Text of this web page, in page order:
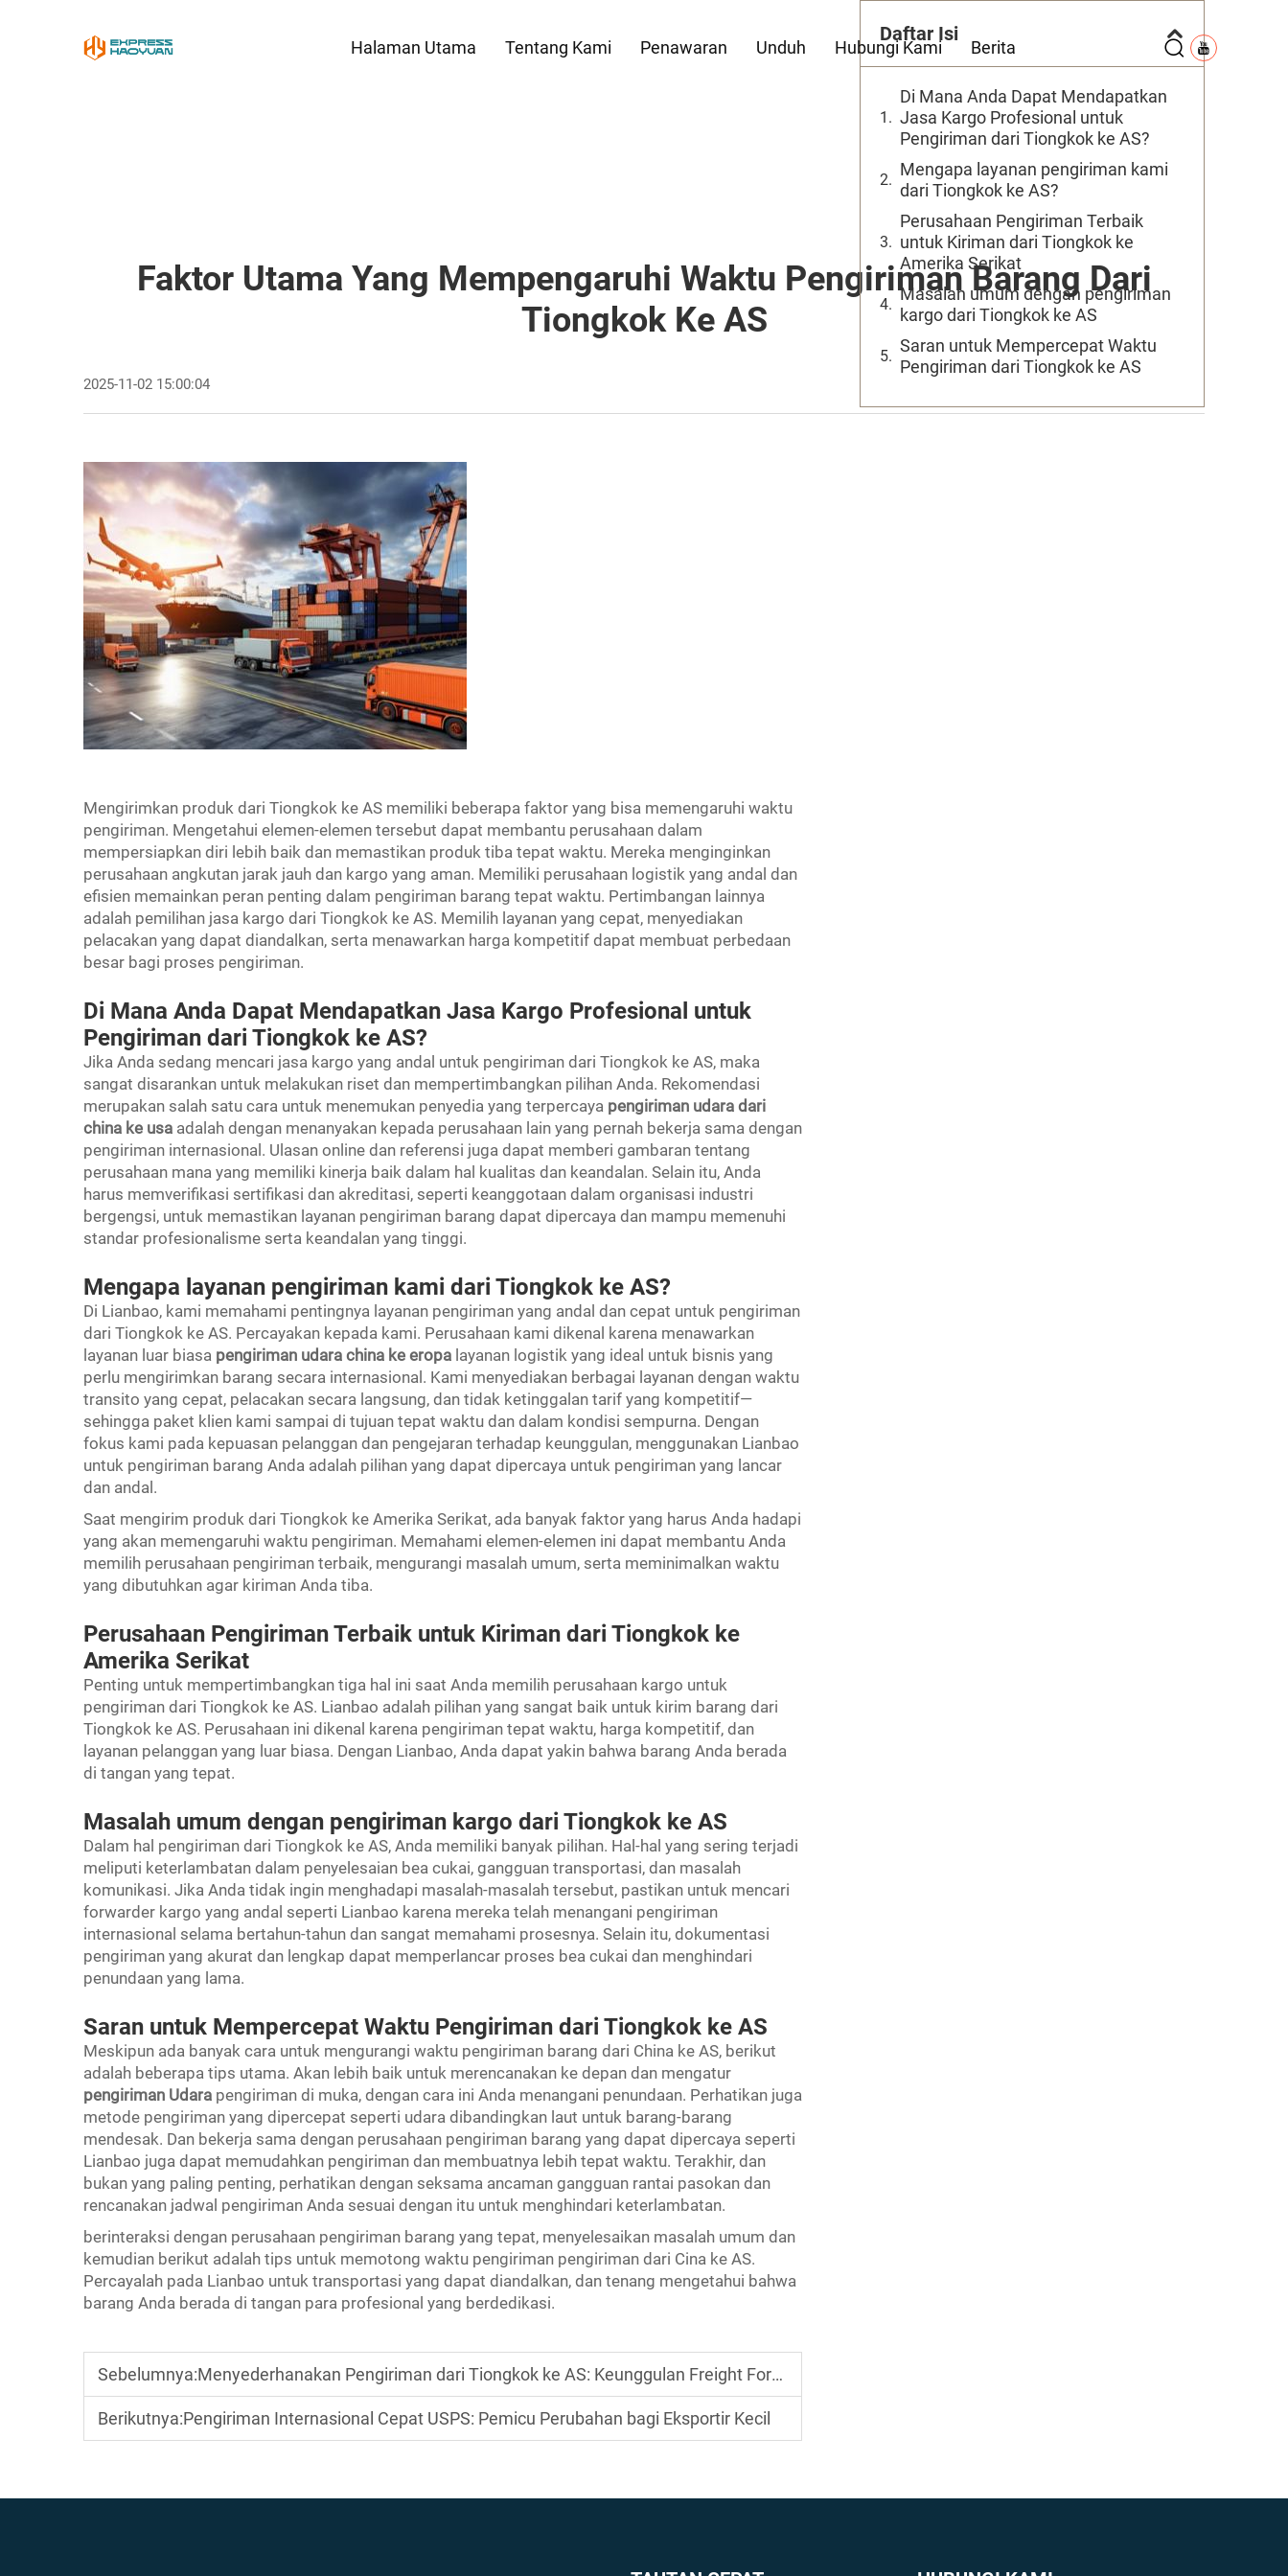
Halaman Utama Tentang Kami Penawaran Unduh Hubungi Kami Berita
Faktor Utama Yang Mempengaruhi Waktu Pengiriman Barang Dari
Tiongkok Ke AS
2025-11-02 15:00:04
Mengirimkan produk dari Tiongkok ke AS memiliki beberapa faktor yang bisa memengaruhi waktu
pengiriman. Mengetahui elemen-elemen tersebut dapat membantu perusahaan dalam
mempersiapkan diri lebih baik dan memastikan produk tiba tepat waktu. Mereka menginginkan
perusahaan angkutan jarak jauh dan kargo yang aman. Memiliki perusahaan logistik yang andal dan
efisien memainkan peran penting dalam pengiriman barang tepat waktu. Pertimbangan lainnya
adalah pemilihan jasa kargo dari Tiongkok ke AS. Memilih layanan yang cepat, menyediakan
pelacakan yang dapat diandalkan, serta menawarkan harga kompetitif dapat membuat perbedaan
besar bagi proses pengiriman.
Di Mana Anda Dapat Mendapatkan Jasa Kargo Profesional untuk
Pengiriman dari Tiongkok ke AS?
Jika Anda sedang mencari jasa kargo yang andal untuk pengiriman dari Tiongkok ke AS, maka
sangat disarankan untuk melakukan riset dan mempertimbangkan pilihan Anda. Rekomendasi
merupakan salah satu cara untuk menemukan penyedia yang terpercaya pengiriman udara dari
china ke usa adalah dengan menanyakan kepada perusahaan lain yang pernah bekerja sama dengan
pengiriman internasional. Ulasan online dan referensi juga dapat memberi gambaran tentang
perusahaan mana yang memiliki kinerja baik dalam hal kualitas dan keandalan. Selain itu, Anda
harus memverifikasi sertifikasi dan akreditasi, seperti keanggotaan dalam organisasi industri
bergengsi, untuk memastikan layanan pengiriman barang dapat dipercaya dan mampu memenuhi
standar profesionalisme serta keandalan yang tinggi.
Mengapa layanan pengiriman kami dari Tiongkok ke AS?
Di Lianbao, kami memahami pentingnya layanan pengiriman yang andal dan cepat untuk pengiriman
dari Tiongkok ke AS. Percayakan kepada kami. Perusahaan kami dikenal karena menawarkan
layanan luar biasa pengiriman udara china ke eropa layanan logistik yang ideal untuk bisnis yang
perlu mengirimkan barang secara internasional. Kami menyediakan berbagai layanan dengan waktu
transito yang cepat, pelacakan secara langsung, dan tidak ketinggalan tarif yang kompetitif—
sehingga paket klien kami sampai di tujuan tepat waktu dan dalam kondisi sempurna. Dengan
fokus kami pada kepuasan pelanggan dan pengejaran terhadap keunggulan, menggunakan Lianbao
untuk pengiriman barang Anda adalah pilihan yang dapat dipercaya untuk pengiriman yang lancar
dan andal.
Saat mengirim produk dari Tiongkok ke Amerika Serikat, ada banyak faktor yang harus Anda hadapi
yang akan memengaruhi waktu pengiriman. Memahami elemen-elemen ini dapat membantu Anda
memilih perusahaan pengiriman terbaik, mengurangi masalah umum, serta meminimalkan waktu
yang dibutuhkan agar kiriman Anda tiba.
Perusahaan Pengiriman Terbaik untuk Kiriman dari Tiongkok ke
Amerika Serikat
Penting untuk mempertimbangkan tiga hal ini saat Anda memilih perusahaan kargo untuk
pengiriman dari Tiongkok ke AS. Lianbao adalah pilihan yang sangat baik untuk kirim barang dari
Tiongkok ke AS. Perusahaan ini dikenal karena pengiriman tepat waktu, harga kompetitif, dan
layanan pelanggan yang luar biasa. Dengan Lianbao, Anda dapat yakin bahwa barang Anda berada
di tangan yang tepat.
Masalah umum dengan pengiriman kargo dari Tiongkok ke AS
Dalam hal pengiriman dari Tiongkok ke AS, Anda memiliki banyak pilihan. Hal-hal yang sering terjadi
meliputi keterlambatan dalam penyelesaian bea cukai, gangguan transportasi, dan masalah
komunikasi. Jika Anda tidak ingin menghadapi masalah-masalah tersebut, pastikan untuk mencari
forwarder kargo yang andal seperti Lianbao karena mereka telah menangani pengiriman
internasional selama bertahun-tahun dan sangat memahami prosesnya. Selain itu, dokumentasi
pengiriman yang akurat dan lengkap dapat memperlancar proses bea cukai dan menghindari
penundaan yang lama.
Saran untuk Mempercepat Waktu Pengiriman dari Tiongkok ke AS
Meskipun ada banyak cara untuk mengurangi waktu pengiriman barang dari China ke AS, berikut
adalah beberapa tips utama. Akan lebih baik untuk merencanakan ke depan dan mengatur
pengiriman Udara pengiriman di muka, dengan cara ini Anda menangani penundaan. Perhatikan juga
metode pengiriman yang dipercepat seperti udara dibandingkan laut untuk barang-barang
mendesak. Dan bekerja sama dengan perusahaan pengiriman barang yang dapat dipercaya seperti
Lianbao juga dapat memudahkan pengiriman dan membuatnya lebih tepat waktu. Terakhir, dan
bukan yang paling penting, perhatikan dengan seksama ancaman gangguan rantai pasokan dan
rencanakan jadwal pengiriman Anda sesuai dengan itu untuk menghindari keterlambatan.
berinteraksi dengan perusahaan pengiriman barang yang tepat, menyelesaikan masalah umum dan
kemudian berikut adalah tips untuk memotong waktu pengiriman pengiriman dari Cina ke AS.
Percayalah pada Lianbao untuk transportasi yang dapat diandalkan, dan tenang mengetahui bahwa
barang Anda berada di tangan para profesional yang berdedikasi.
Sebelumnya:Menyederhanakan Pengiriman dari Tiongkok ke AS: Keunggulan Freight Forwarder
Berikutnya:Pengiriman Internasional Cepat USPS: Pemicu Perubahan bagi Eksportir Kecil
Daftar Isi
Di Mana Anda Dapat Mendapatkan
Jasa Kargo Profesional untuk
Pengiriman dari Tiongkok ke AS?
Mengapa layanan pengiriman kami
dari Tiongkok ke AS?
Perusahaan Pengiriman Terbaik
untuk Kiriman dari Tiongkok ke
Amerika Serikat
Masalah umum dengan pengiriman
kargo dari Tiongkok ke AS
Saran untuk Mempercepat Waktu
Pengiriman dari Tiongkok ke AS